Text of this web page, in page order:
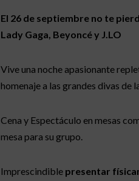
El 26 de septiembre no te
Lady Gaga, Beyoncé y J.LO
Vive una noche apasionante
homenaje a las grandes divas de
Cena y Espectáculo en mesas
mesa para su grupo.
Imprescindible presentar